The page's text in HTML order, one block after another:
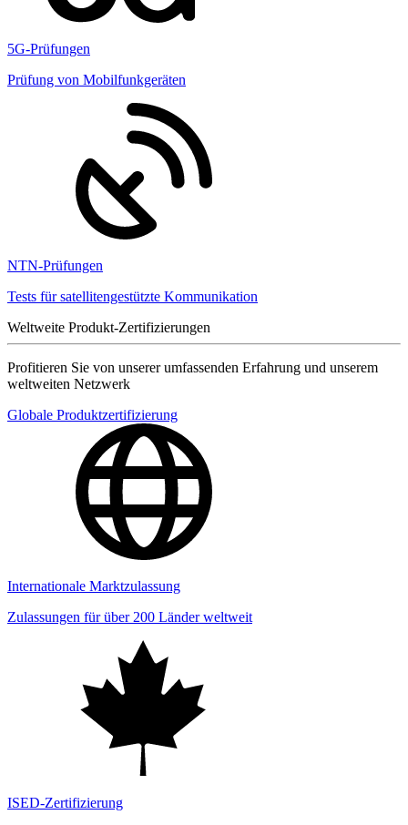
5G-Prüfungen
Prüfung von Mobilfunkgeräten
NTN-Prüfungen
Tests für satellitengestützte Kommunikation
Weltweite Produkt-Zertifizierungen
Profitieren Sie von unserer umfassenden Erfahrung und unserem
weltweiten Netzwerk
Globale Produktzertifizierung
Internationale Marktzulassung
Zulassungen für über 200 Länder weltweit
ISED-Zertifizierung